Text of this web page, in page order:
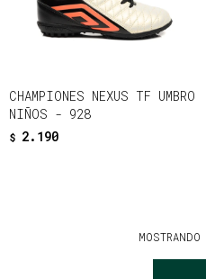
CHAMPIONES NEXUS TF UMBRO
NIÑOS - 928
$ 2.190
MOSTRANDO